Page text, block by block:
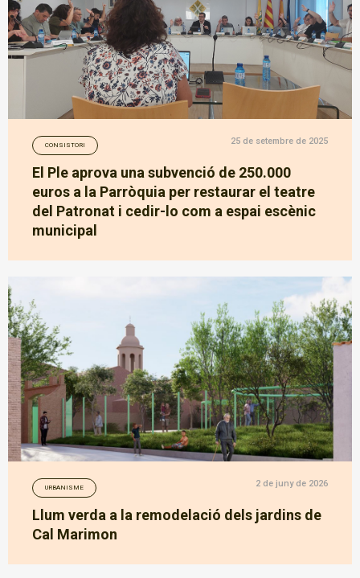
CONSISTORI 25 de setembre de 2025
El Ple aprova una subvenció de 250.000
euros a la Parròquia per restaurar el teatre
del Patronat i cedir-lo com a espai escènic
municipal
URBANISME 2 de juny de 2026
Llum verda a la remodelació dels jardins de
Cal Marimon